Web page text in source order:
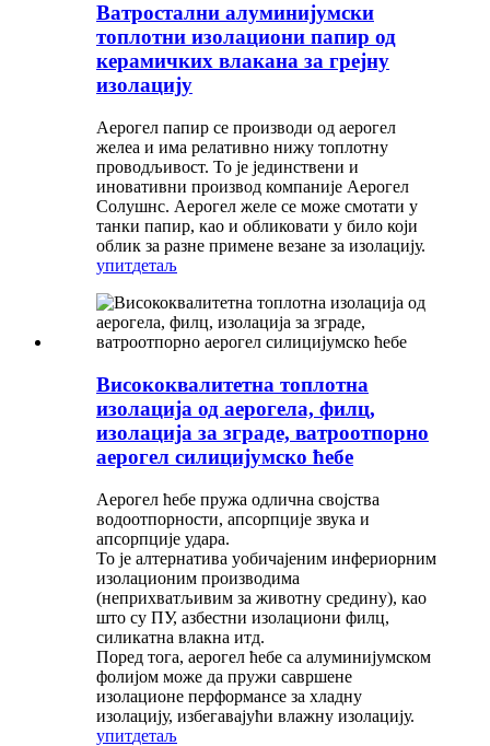
Ватростални алуминијумски
топлотни изолациони папир од
керамичких влакана за грејну
изолацију
Аерогел папир се производи од аерогел
желеа и има релативно нижу топлотну
проводљивост. То је јединствени и
иновативни производ компаније Аерогел
Солушнс. Аерогел желе се може смотати у
танки папир, као и обликовати у било који
облик за разне примене везане за изолацију.
упитдетаљ
Висококвалитетна топлотна
изолација од аерогела, филц,
изолација за зграде, ватроотпорно
аерогел силицијумско ћебе
Аерогел ћебе пружа одлична својства
водоотпорности, апсорпције звука и
апсорпције удара.
То је алтернатива уобичајеним инфериорним
изолационим производима
(неприхватљивим за животну средину), као
што су ПУ, азбестни изолациони филц,
силикатна влакна итд.
Поред тога, аерогел ћебе са алуминијумском
фолијом може да пружи савршене
изолационе перформансе за хладну
изолацију, избегавајући влажну изолацију.
упитдетаљ